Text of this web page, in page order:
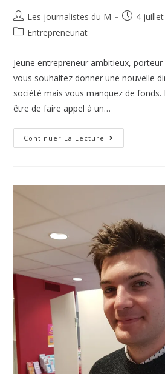
Les journalistes du M
4
Entrepreneuriat
Jeune entrepreneur ambitieux,
vous souhaitez donner une nouvelle
société mais vous manquez de
être de faire appel à un…
Continuer La Lecture